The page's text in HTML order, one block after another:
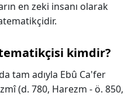
en zeki insanı olarak
kimdir?
(d. 780, Harezm - ö. 850,